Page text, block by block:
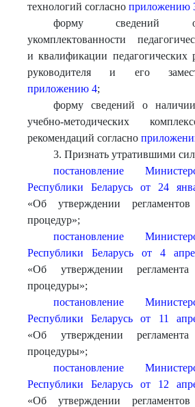
технологий согласно приложению
форму сведений о
укомплектованности
и квалификации педагогических
руководителя и его
приложению 4;
форму сведений о
учебно-методических
рекомендаций согласно
3. Признать утратившими
постановление
Республики Беларусь от 24
«Об утверждении регламентов
процедур»;
постановление
Республики Беларусь от 4
«Об утверждении регламента
процедуры»;
постановление
Республики Беларусь от 11
«Об утверждении регламента
процедуры»;
постановление
Республики Беларусь от 12
«Об утверждении регламентов